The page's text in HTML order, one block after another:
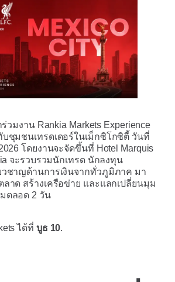
ร่วมงาน Rankia Markets Experience
บชุมชนเทรดเดอร์ในเม็กซิโกซิตี้ วันที่
โดยงานจะจัดขึ้นที่ Hotel Marquis
จะรวบรวมนักเทรด นักลงทุน
ชาญด้านการเงินจากทั่วภูมิภาค มา
ลาด สร้างเครือข่าย และแลกเปลี่ยนมุม
ตลอด 2 วัน
ได้ที่ บูธ 10.